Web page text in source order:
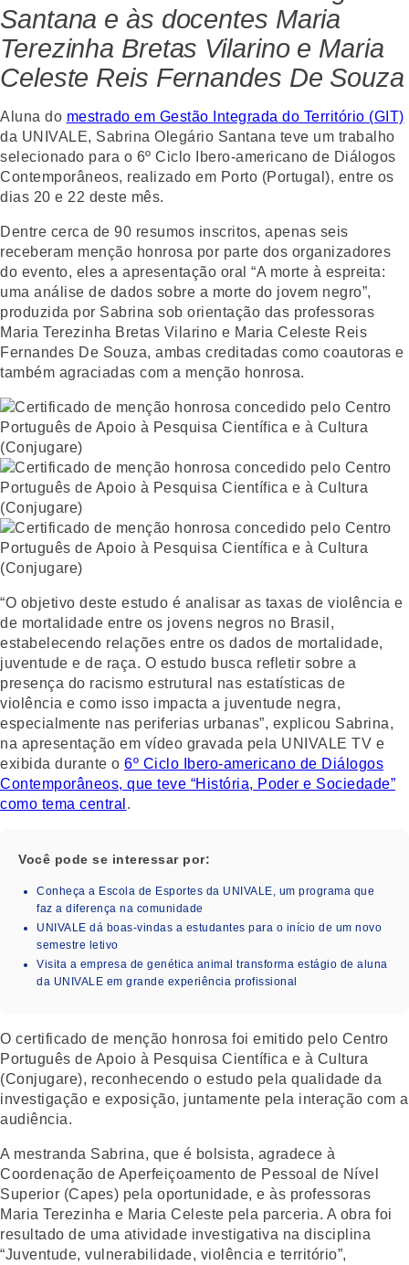
Santana e às docentes Maria
Terezinha Bretas Vilarino e Maria
Celeste Reis Fernandes De Souza
Aluna do mestrado em Gestão Integrada do Território (GIT)
da UNIVALE, Sabrina Olegário Santana teve um trabalho
selecionado para o 6º Ciclo Ibero-americano de Diálogos
Contemporâneos, realizado em Porto (Portugal), entre os
dias 20 e 22 deste mês.
Dentre cerca de 90 resumos inscritos, apenas seis
receberam menção honrosa por parte dos organizadores
do evento, eles a apresentação oral “A morte à espreita:
uma análise de dados sobre a morte do jovem negro”,
produzida por Sabrina sob orientação das professoras
Maria Terezinha Bretas Vilarino e Maria Celeste Reis
Fernandes De Souza, ambas creditadas como coautoras e
também agraciadas com a menção honrosa.
“O objetivo deste estudo é analisar as taxas de violência e
de mortalidade entre os jovens negros no Brasil,
estabelecendo relações entre os dados de mortalidade,
juventude e de raça. O estudo busca refletir sobre a
presença do racismo estrutural nas estatísticas de
violência e como isso impacta a juventude negra,
especialmente nas periferias urbanas”, explicou Sabrina,
na apresentação em vídeo gravada pela UNIVALE TV e
exibida durante o 6º Ciclo Ibero-americano de Diálogos
Contemporâneos, que teve “História, Poder e Sociedade”
como tema central .
Você pode se interessar por:
Conheça a Escola de Esportes da UNIVALE, um programa que
faz a diferença na comunidade
UNIVALE dá boas-vindas a estudantes para o início de um novo
semestre letivo
Visita a empresa de genética animal transforma estágio de aluna
da UNIVALE em grande experiência profissional
O certificado de menção honrosa foi emitido pelo Centro
Português de Apoio à Pesquisa Científica e à Cultura
(Conjugare), reconhecendo o estudo pela qualidade da
investigação e exposição, juntamente pela interação com a
audiência.
A mestranda Sabrina, que é bolsista, agradece à
Coordenação de Aperfeiçoamento de Pessoal de Nível
Superior (Capes) pela oportunidade, e às professoras
Maria Terezinha e Maria Celeste pela parceria. A obra foi
resultado de uma atividade investigativa na disciplina
“Juventude, vulnerabilidade, violência e território”,